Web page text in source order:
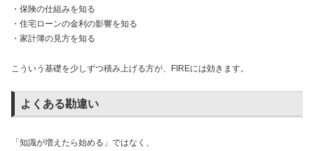
・保険の仕組みを知る
・住宅ローンの金利の影響を知る
・家計簿の見方を知る
こういう基礎を少しずつ積み上げる方が、FIREには効きます。
よくある勘違い
「知識が増えたら始める」ではなく、